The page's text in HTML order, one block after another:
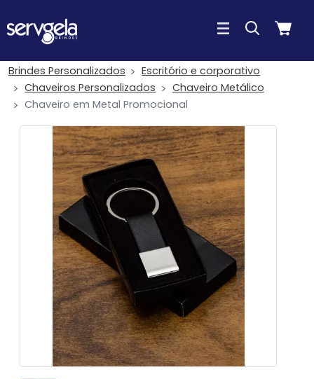
Brindes Personalizados
Escritório e corporativo
Chaveiros Personalizados
Chaveiro Metálico
Chaveiro em Metal Promocional